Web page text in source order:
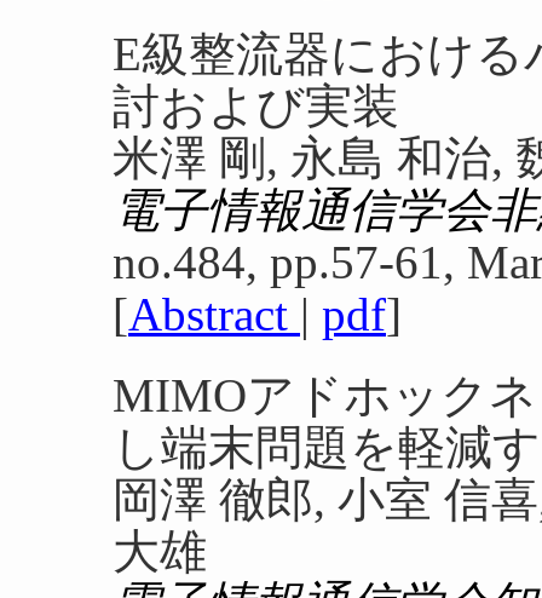
E級整流器におけ
討および実装
米澤 剛, 永島 和治,
電子情報通信学会
no.484, pp.57-61,
[Abstract | pdf]
MIMOアドホック
し端末問題を軽減
岡澤 徹郎, 小室 信
大雄